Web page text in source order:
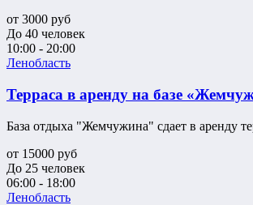
от 3000 руб
До 40 человек
10:00 - 20:00
Ленобласть
Терраса в аренду на базе
База отдыха "Жемчужина" сдает в аренду
от 15000 руб
До 25 человек
06:00 - 18:00
Ленобласть